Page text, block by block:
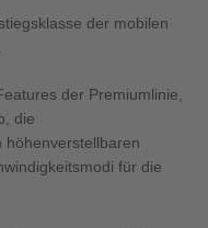
der mobilen
der Premiumlinie,
die
höhenverstellbaren
für die